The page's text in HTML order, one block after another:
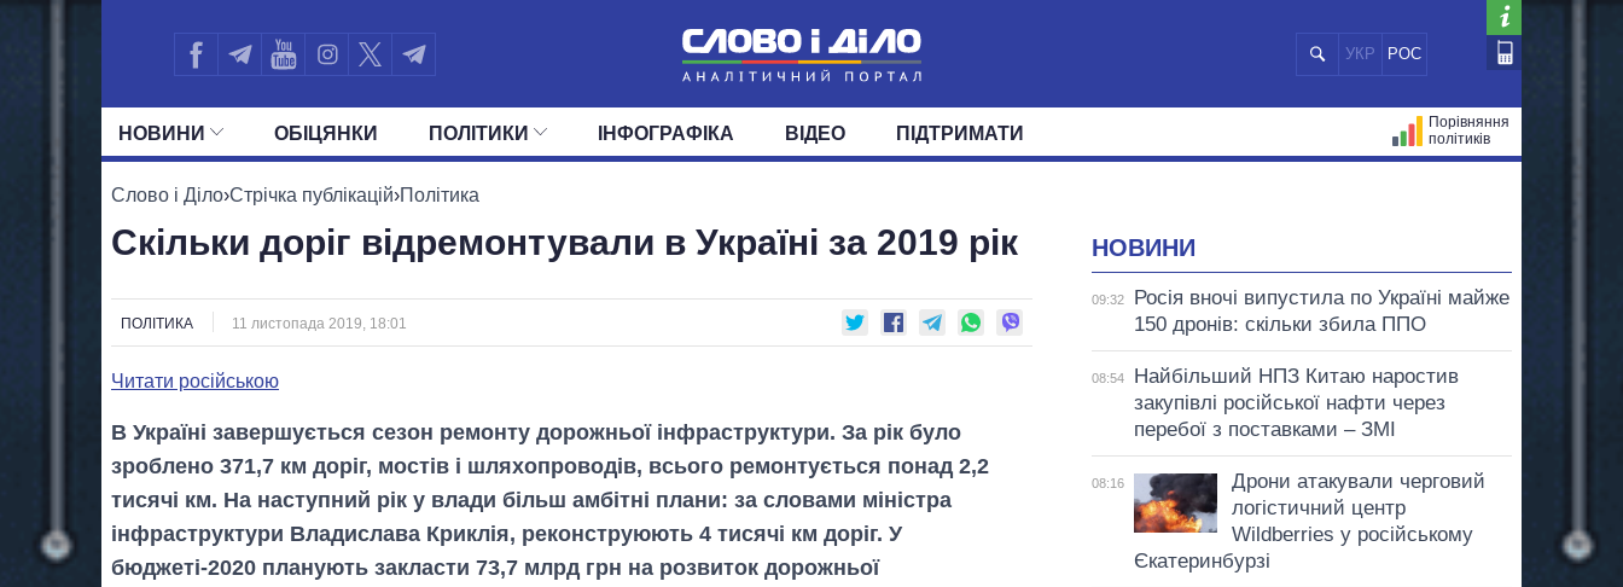
УКР РОС
НОВИНИ
ПОЛІТИКА ЕКОНОМІКА СУСПІЛЬСТВО СВІТ
ОБIЦЯНКИ ПОЛIТИКИ
УСІ ПОЛІТИКИ ПРЕЗИДЕНТ І ОФІС
ДЕПУТАТИ КОМІТЕТИ ФРАКЦІЇ ОКРУГИ
ІНФОГРАФІКА ВІДЕО ПІДТРИМАТИ
Порівняння
політиків
Слово і Діло›Стрічка публікацій›Політика
Скільки доріг відремонтували в Україні за 2019 рік
ПОЛІТИКА 11 листопада 2019, 18:01
Читати російською
В Україні завершується сезон ремонту дорожньої інфраструктури. За рік було
зроблено 371,7 км доріг, мостів і шляхопроводів, всього ремонтується понад 2,2
тисячі км. На наступний рік у влади більш амбітні плани: за словами міністра
інфраструктури Владислава Криклія, реконструюють 4 тисячі км доріг. У
бюджеті-2020 планують закласти 73,7 млрд грн на розвиток дорожньої
НОВИНИ
09:32
Росія вночі випустила по Україні майже
150 дронів: скільки збила ППО
08:54
Найбільший НПЗ Китаю наростив
закупівлі російської нафти через
перебої з поставками – ЗМІ
08:16
Дрони атакували черговий
логістичний центр
Wildberries у російському
Єкатеринбурзі